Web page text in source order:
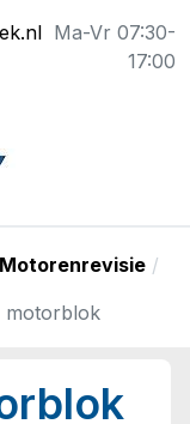
Ma-Vr 07:30-
17:00
Motorenrevisie
motorblok